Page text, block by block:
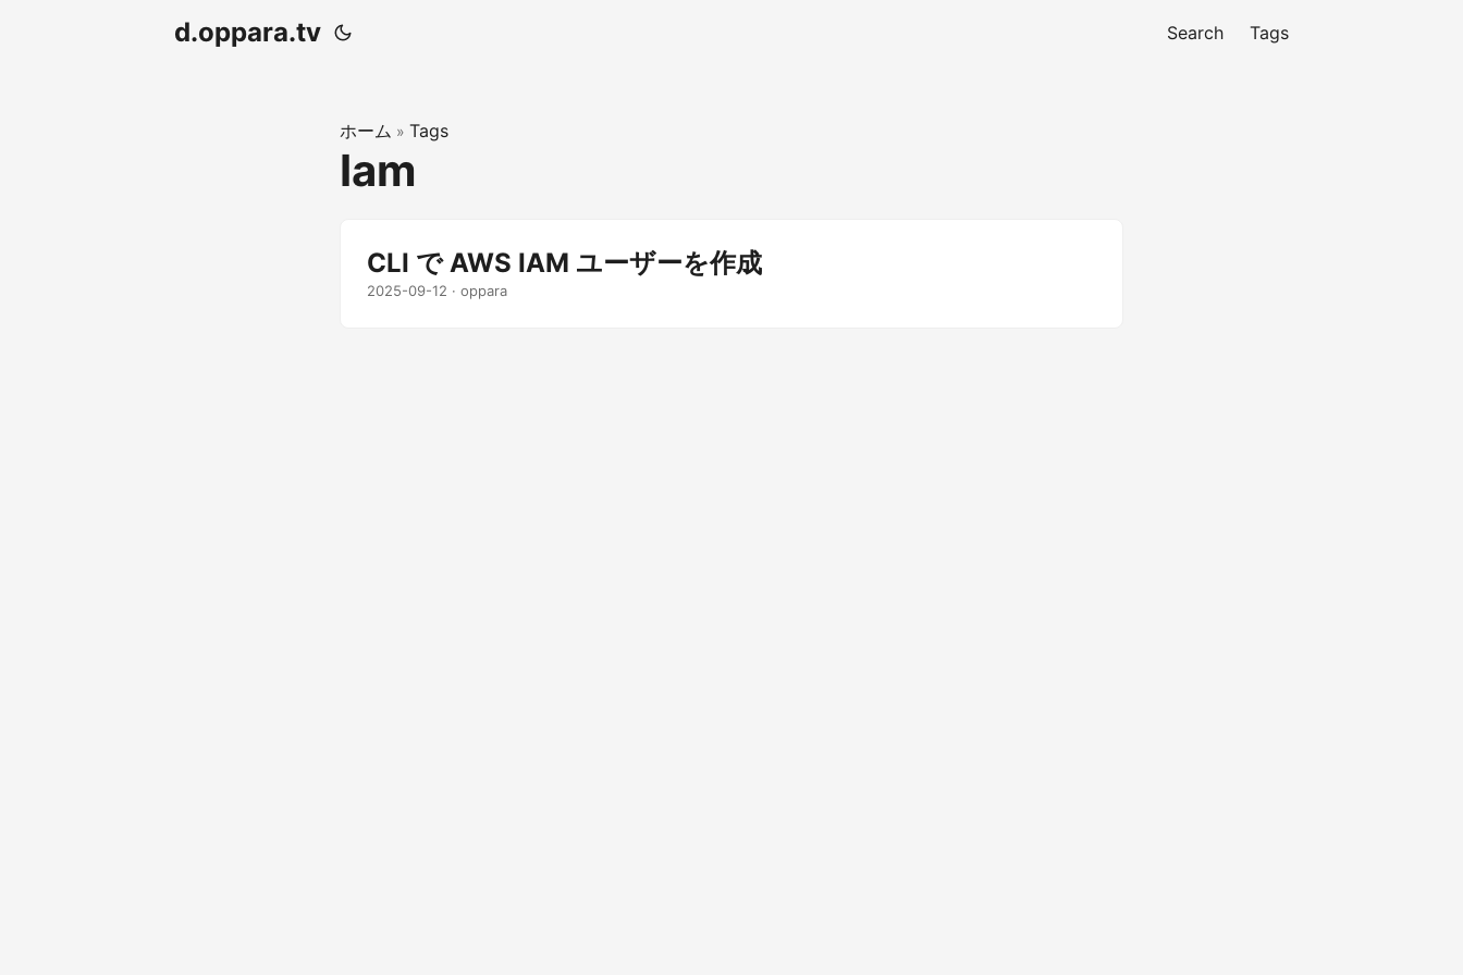
d.oppara.tv Search Tags
ホーム » Tags
Iam
CLI で AWS IAM ユーザーを作成
2025-09-12 · oppara